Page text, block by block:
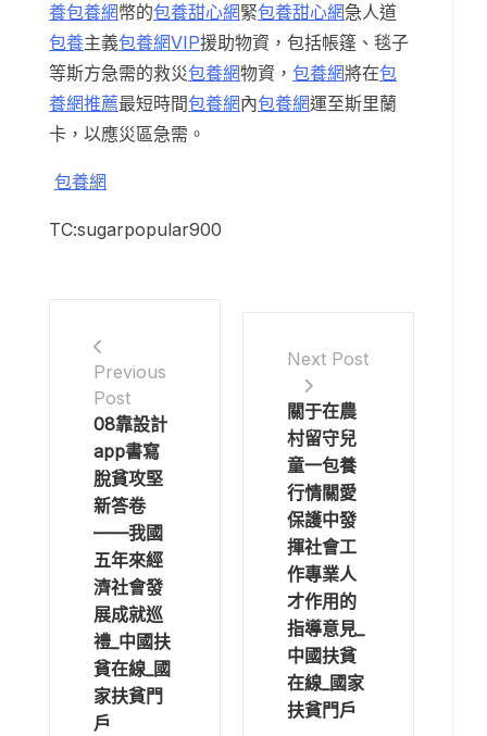
養包養網幣的包養甜心網緊包養甜心網急人道
包養主義包養網VIP援助物資，包括帳篷、毯子
等斯方急需的救災包養網物資， 包養網將在包
養網推薦最短時間包養網內包養網運至斯里蘭
卡，以應災區急需。
包養網
TC:sugarpopular900
Previous
Post
08靠設計
app書寫
脫貧攻堅
新答卷
——我國
五年來經
濟社會發
展成就巡
禮_中國扶
貧在線_國
家扶貧門
戶
Next Post
關于在農
村留守兒
童一包養
行情關愛
保護中發
揮社會工
作專業人
才作用的
指導意見_
中國扶貧
在線_國家
扶貧門戶